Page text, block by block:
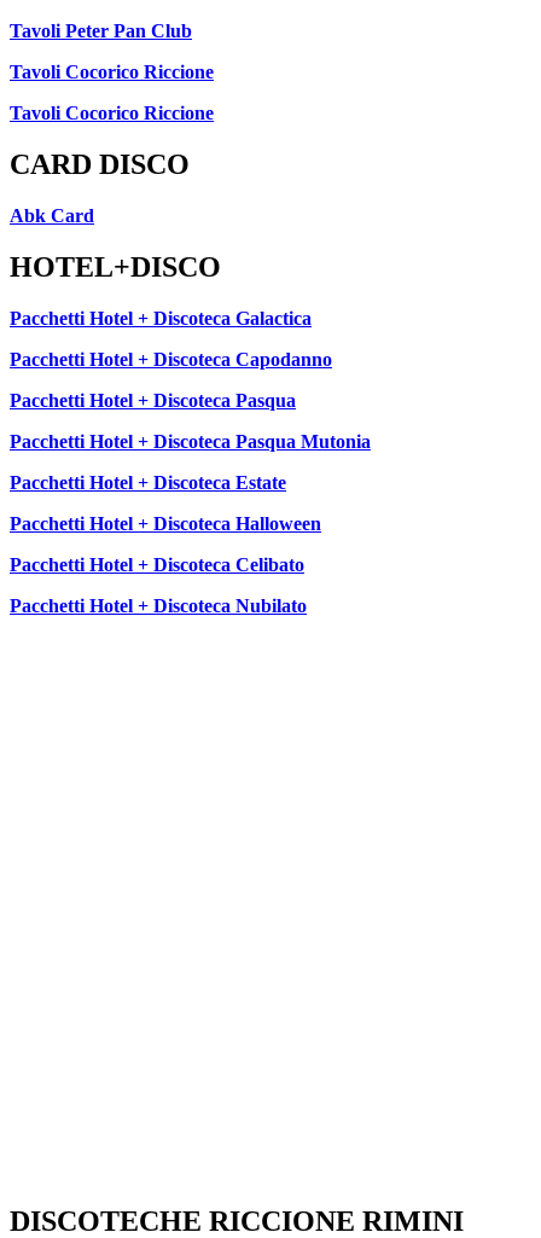
Tavoli Peter Pan Club
Tavoli Cocorico Riccione
Tavoli Cocorico Riccione
CARD DISCO
Abk Card
HOTEL+DISCO
Pacchetti Hotel + Discoteca Galactica
Pacchetti Hotel + Discoteca Capodanno
Pacchetti Hotel + Discoteca Pasqua
Pacchetti Hotel + Discoteca Pasqua Mutonia
Pacchetti Hotel + Discoteca Estate
Pacchetti Hotel + Discoteca Halloween
Pacchetti Hotel + Discoteca Celibato
Pacchetti Hotel + Discoteca Nubilato
DISCOTECHE RICCIONE RIMINI